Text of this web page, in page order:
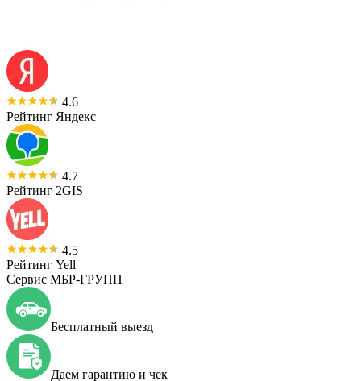
4.6
Рейтинг Яндекс
4.7
Рейтинг 2GIS
4.5
Рейтинг Yell
Сервис МБР-ГРУПП
Бесплатный выезд
Даем гарантию и чек